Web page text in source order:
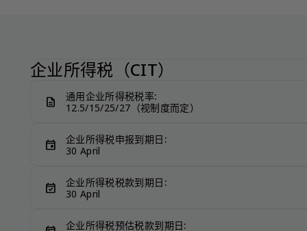
企业所得税（CIT）
description
通用企业所得税税率:
12.5/15/25/27（视制度而定）
event
企业所得税申报到期日:
30 April
event_available
企业所得税税款到期日:
30 April
企业所得税预估税款到期日: